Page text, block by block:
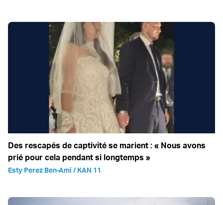
Des rescapés de captivité se marient : « Nous avons
prié pour cela pendant si longtemps »
Esty Perez Ben-Ami / KAN 11